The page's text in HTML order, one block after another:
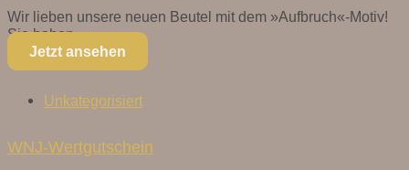
Wir lieben unsere neuen Beutel mit dem »Aufbruch«-Motiv!
Sie haben...
Jetzt ansehen
Unkategorisiert
WNJ-Wertgutschein